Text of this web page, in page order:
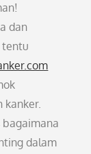
dan
tentu
kanker.
dalam